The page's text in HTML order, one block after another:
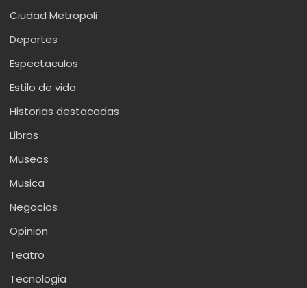
Ciudad Metropoli
Deportes
Espectaculos
Estilo de vida
Historias destacadas
Libros
Museos
Musica
Negocios
Opinion
Teatro
Tecnologia